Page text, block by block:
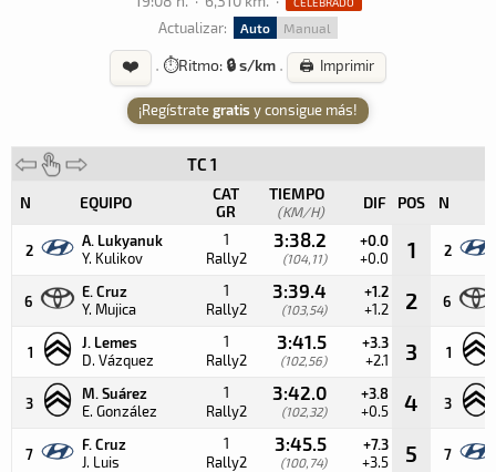
Actualizar: Auto Manual
❤️ · ⏱️Ritmo: 🔒 s/km · 🖨️ Imprimir
¡Regístrategratis y consigue más!
TC 1
N EQUIPO
CAT
GR
TIEMPO
(KM/H) DIF POS N
2
A. Lukyanuk
Y. Kulikov
1
Rally2
3:38.2
(104,11)
+0.0
+0.0 1 2
6
E. Cruz
Y. Mujica
1
Rally2
3:39.4
(103,54)
+1.2
+1.2 2 6
1
J. Lemes
D. Vázquez
1
Rally2
3:41.5
(102,56)
+3.3
+2.1 3 1
3
M. Suárez
E. González
1
Rally2
3:42.0
(102,32)
+3.8
+0.5 4 3
7
F. Cruz
J. Luis
1
Rally2
3:45.5
(100,74)
+7.3
+3.5 5 7